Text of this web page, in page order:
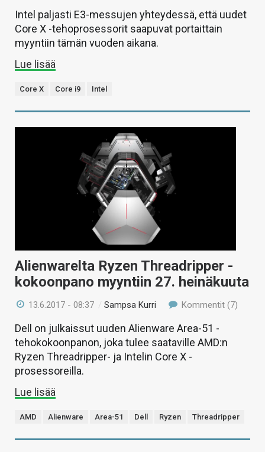
Intel paljasti E3-messujen yhteydessä, että uudet
Core X -tehoprosessorit saapuvat portaittain
myyntiin tämän vuoden aikana.
Lue lisää
Core X Core i9 Intel
Alienwarelta Ryzen Threadripper -
kokoonpano myyntiin 27. heinäkuuta
13.6.2017 - 08:37 /Sampsa Kurri Kommentit (7)
Dell on julkaissut uuden Alienware Area-51 -
tehokokoonpanon, joka tulee saataville AMD:n
Ryzen Threadripper- ja Intelin Core X -
prosessoreilla.
Lue lisää
AMD Alienware Area-51 Dell Ryzen Threadripper